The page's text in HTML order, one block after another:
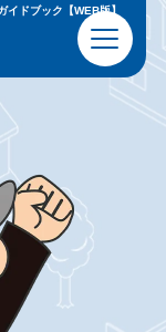
ドブック【WEB版】
識 と心得